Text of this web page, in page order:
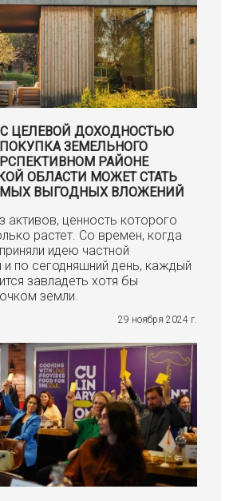
ЦЕЛЕВОЙ ДОХОДНОСТЬЮ
ЗЕМЕЛЬНОГО
РАЙОНЕ
ОБЛАСТИ МОЖЕТ СТАТЬ
ВЫГОДНЫХ ВЛОЖЕНИЙ
активов, ценность которого
растет. Со времен, когда
идею частной
и по сегодняшний день, каждый
завладеть хотя бы
земли.
29 ноября 2024 г.